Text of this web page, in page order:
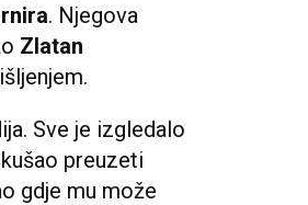
. Njegova
Zlatan
Sve je izgledalo
preuzeti
gdje mu može